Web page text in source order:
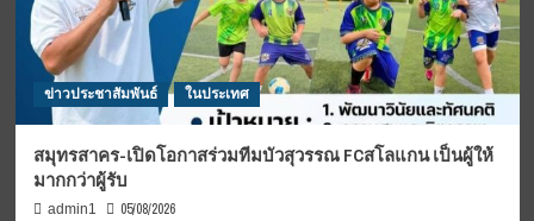
ข่าวประชาสัมพันธ์ ในประเทศ
สมุทรสาคร-เปิดโอกาสร่วมทีมบัวสุวรรณ FCสโลแกน เป็นผู้ให้
มากกว่าผู้รับ
admin1 05/08/2026